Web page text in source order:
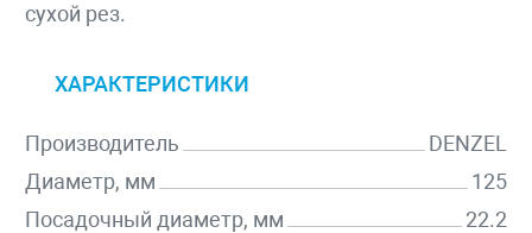
сухой рез.
ХАРАКТЕРИСТИКИ
Производитель
DENZEL
Диаметр, мм
125
Посадочный диаметр, мм
22.2